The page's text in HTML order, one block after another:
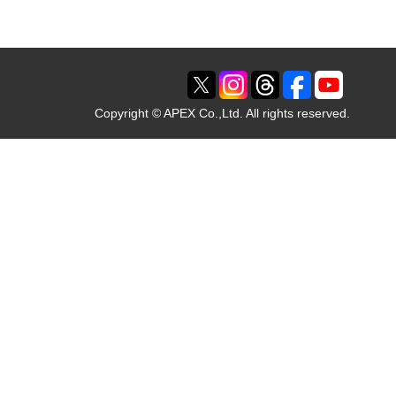
Copyright © APEX Co.,Ltd. All rights reserved.